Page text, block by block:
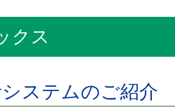
クス
ステムのご紹介